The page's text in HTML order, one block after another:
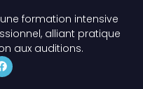
formation intensive
alliant pratique
aux auditions.